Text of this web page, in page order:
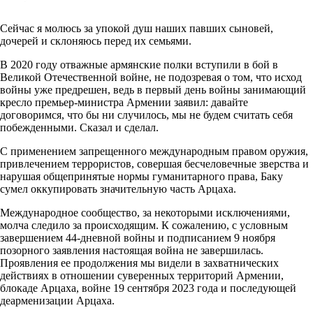
Сейчас я молюсь за упокой душ наших павших сыновей,
дочерей и склоняюсь перед их семьями.
В 2020 году отважные армянские полки вступили в бой в
Великой Отечественной войне, не подозревая о том, что исход
войны уже предрешен, ведь в первый день войны занимающий
кресло премьер-министра Армении заявил: давайте
договоримся, что бы ни случилось, мы не будем считать себя
побежденными. Сказал и сделал.
С применением запрещенного международным правом оружия,
привлечением террористов, совершая бесчеловечные зверства и
нарушая общепринятые нормы гуманитарного права, Баку
сумел оккупировать значительную часть Арцаха.
Международное сообщество, за некоторыми исключениями,
молча следило за происходящим. К сожалению, с условным
завершением 44-дневной войны и подписанием 9 ноября
позорного заявления настоящая война не завершилась.
Проявления ее продолжения мы видели в захватнических
действиях в отношении суверенных территорий Армении,
блокаде Арцаха, войне 19 сентября 2023 года и последующей
деарменизации Арцаха.